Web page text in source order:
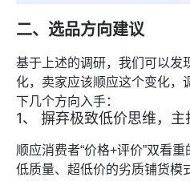
二、选品方向建议
基于上述的调研，我们可以发
化，卖家应该顺应这个变化，
下几个方向入手：
1、 摒弃极致低价思维，
顺应消费者“价格+评价”双看
低质量、超低价的劣质铺货模